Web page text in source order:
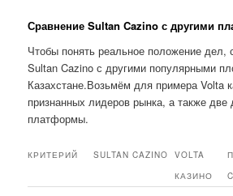
Сравнение Sultan Cazino с другими
Чтобы понять реальное положение дел,
Sultan Cazino с другими популярными
Казахстане.Возьмём для примера Volta
признанных лидеров рынка, а также две
платформы.
КРИТЕРИЙ SULTAN CAZINO
VOLTA
КАЗИНО
C